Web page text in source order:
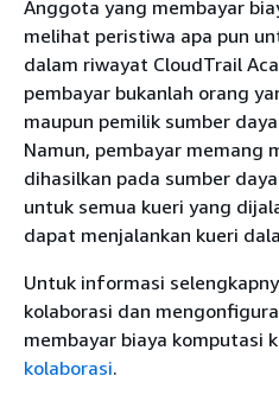
Anggota yang membayar
melihat peristiwa apa pun
dalam riwayat CloudTrail
pembayar bukanlah orang
maupun pemilik sumber
Namun, pembayar memang
dihasilkan pada sumber
untuk semua kueri yang
dapat menjalankan kueri
Untuk informasi
kolaborasi dan
membayar biaya komputasi
kolaborasi.